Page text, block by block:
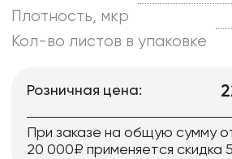
Плотность, мкр
Кол-во листов в упаковке
Розничная цена:
При заказе на общую сумму
20 000₽ применяется скидка